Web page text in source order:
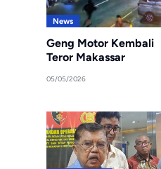
News
Geng Motor Kembali
Teror Makassar
05/05/2026